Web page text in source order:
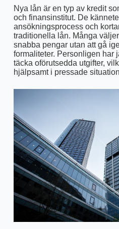
Nya lån är en typ av kredit
och finansinstitut. De
ansökningsprocess och
traditionella lån. Många
snabba pengar utan att gå
formaliteter. Personligen har
täcka oförutsedda utgifter,
hjälpsamt i pressade